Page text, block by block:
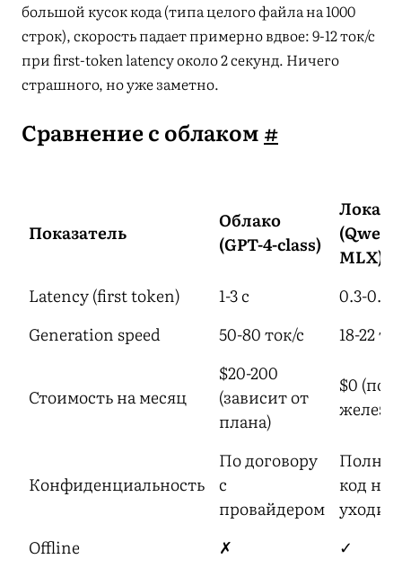
большой кусок кода (типа целого файла на 1000
строк), скорость падает примерно вдвое: 9-12 ток/с
при first-token latency около 2 секунд. Ничего
страшного, но уже заметно.
Сравнение с облаком #
Показатель
Облако
(GPT-4-class)
MLX)
Latency (first token)
1-3 с
0.3-0.5 с
Generation speed
50-80 ток/с 18-22
Стоимость на месяц
$20-200
(зависит от
плана)
$0
железа)
Конфиденциальность
По договору
с
провайдером
код не
уходит
Offline
✗
✓